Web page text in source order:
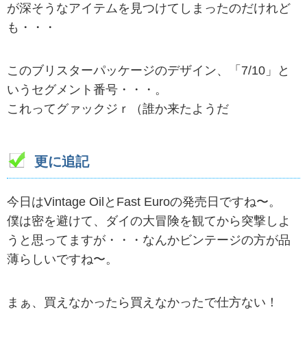
が深そうなアイテムを見つけてしまったのだけれど
も・・・
このブリスターパッケージのデザイン、「7/10」と
いうセグメント番号・・・。
これってグァックジｒ（誰か来たようだ
更に追記
今日はVintage OilとFast Euroの発売日ですね〜。
僕は密を避けて、ダイの大冒険を観てから突撃しよ
うと思ってますが・・・なんかビンテージの方が品
薄らしいですね〜。
まぁ、買えなかったら買えなかったで仕方ない！